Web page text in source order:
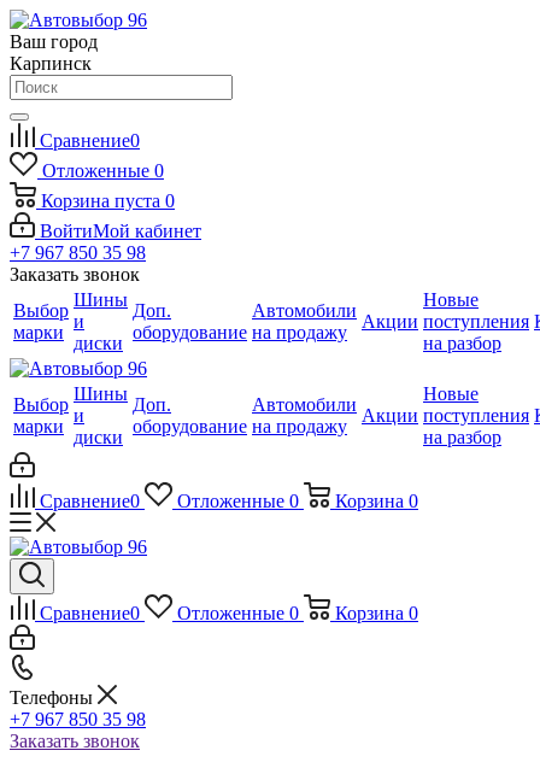
Ваш город
Карпинск
Сравнение0
Отложенные 0
Корзина пуста 0
ВойтиМой кабинет
+7 967 850 35 98
Заказать звонок
Выбор
марки
Шины
и
диски
Доп.
оборудование
Автомобили
на продажу
Акции
Новые
поступления
на разбор
Выбор
марки
Шины
и
диски
Доп.
оборудование
Автомобили
на продажу
Акции
Новые
поступления
на разбор
Сравнение0 Отложенные 0 Корзина 0
Сравнение0 Отложенные 0 Корзина 0
Телефоны
+7 967 850 35 98
Заказать звонок